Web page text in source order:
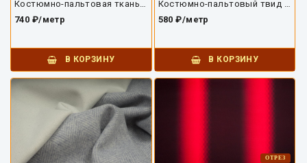
740 ₽/метр
В КОРЗИНУ
580 ₽/метр
В КОРЗИНУ
ОТРЕЗ